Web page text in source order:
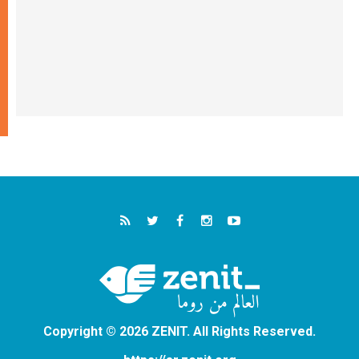
Copyright © 2026 ZENIT. All Rights Reserved.